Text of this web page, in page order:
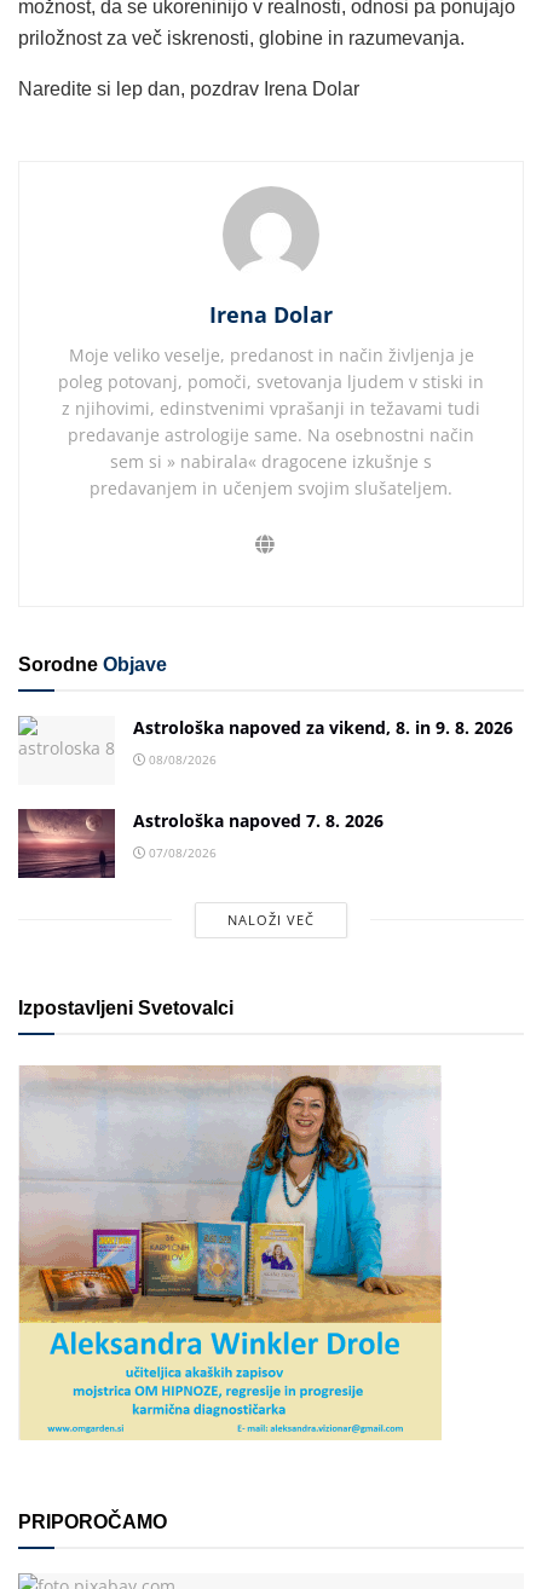
možnost, da se ukoreninijo v realnosti, odnosi pa ponujajo
priložnost za več iskrenosti, globine in razumevanja.
Naredite si lep dan, pozdrav Irena Dolar
Irena Dolar
Moje veliko veselje, predanost in način življenja je
poleg potovanj, pomoči, svetovanja ljudem v stiski in
z njihovimi, edinstvenimi vprašanji in težavami tudi
predavanje astrologije same. Na osebnostni način
sem si » nabirala« dragocene izkušnje s
predavanjem in učenjem svojim slušateljem.
Sorodne Objave
Astrološka napoved za vikend, 8. in 9. 8. 2026
08/08/2026
Astrološka napoved 7. 8. 2026
07/08/2026
NALOŽI VEČ
Izpostavljeni Svetovalci
PRIPOROČAMO